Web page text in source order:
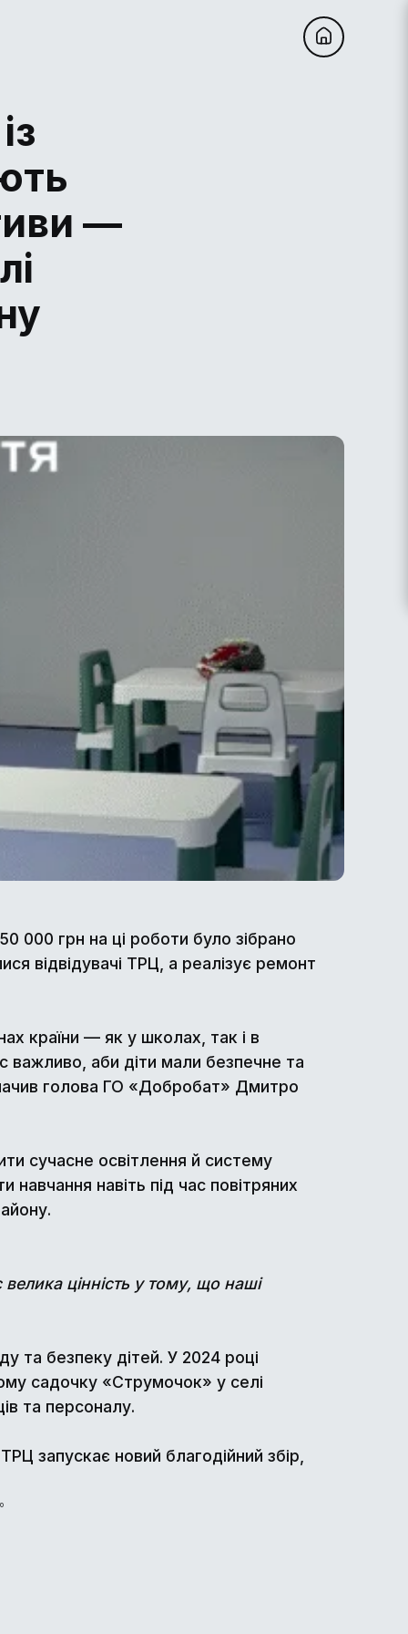
—
000 грн на ці роботи було зібрано
відвідувачі ТРЦ, а реалізує ремонт
країни — як у школах, так і в
аби діти мали безпечне та
голова ГО «Добробат» Дмитро
сучасне освітлення й систему
навіть під час повітряних
цінність у тому, що наші
та безпеку дітей. У 2024 році
садочку «Струмочок» у селі
та персоналу.
запускає новий благодійний збір,